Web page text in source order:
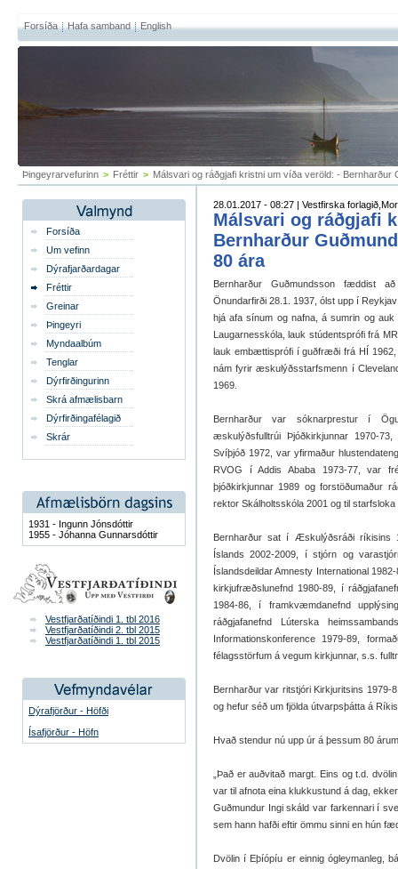
Forsíða Hafa samband English
Þingeyrarvefurinn > Fréttir > Málsvari og ráðgjafi kristni um víða veröld: -
Forsíða
Um vefinn
Dýrafjarðardagar
Fréttir
Greinar
Þingeyri
Myndaalbúm
Tenglar
Dýrfirðingurinn
Skrá afmælisbarn
Dýrfirðingafélagið
Skrár
1931 - Ingunn Jónsdóttir
1955 - Jóhanna Gunnarsdóttir
Vestfjarðatíðindi 1. tbl 2016
Vestfjarðatíðindi 2. tbl 2015
Vestfjarðatíðindi 1. tbl 2015
Dýrafjörður - Höfði
Ísafjörður - Höfn
28.01.2017 - 08:27 | Vestfirska
Málsvari og ráðgjafi
Bernharður
80 ára
Bernharður Guðmundsson fæddist
Önundarfirði 28.1. 1937, ólst upp í
hjá afa sínum og nafna, á sumrin og
Laugarnesskóla, lauk stúdentsprófi frá
lauk embættisprófi í guðfræði frá HÍ 1962,
nám fyrir æskulýðsstarfsmenn í
1969.
Bernharður var sóknarprestur í
æskulýðsfulltrúi Þjóðkirkjunnar 1970-
Svíþjóð 1972, var yfirmaður
RVOG í Addis Ababa 1973-77, var
þjóðkirkjunnar 1989 og forstöðumaður
rektor Skálholtsskóla 2001 og til starfsloka
Bernharður sat í Æskulýðsráði ríkisins
Íslands 2002-2009, í stjórn og
Íslandsdeildar Amnesty International
kirkjufræðslunefnd 1980-89, í
1984-86, í framkvæmdanefnd
ráðgjafanefnd Lúterska
Informationskonference 1979-89,
félagsstörfum á vegum kirkjunnar, s.s.
Bernharður var ritstjóri Kirkjuritsins 1979-
og hefur séð um fjölda útvarpsþátta á
Hvað stendur nú upp úr á þessum 80
„Það er auðvitað margt. Eins og t.d.
var til afnota eina klukkustund á dag,
Guðmundur Ingi skáld var farkennari í
sem hann hafði eftir ömmu sinni en hún
Dvölin í Eþíópíu er einnig ógleymanleg,